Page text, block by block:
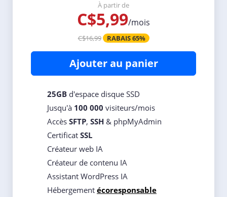
À partir de
C$5,99/mois
C$16,99 RABAIS 65%
Ajouter au panier
25GB d'espace disque SSD
Jusqu'à 100 000 visiteurs/mois
Accès SFTP, SSH & phpMyAdmin
Certificat SSL
Créateur web IA
Créateur de contenu IA
Assistant WordPress IA
Hébergement écoresponsable